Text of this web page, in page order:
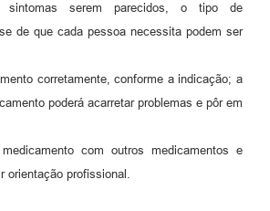
sintomas serem parecidos, o tipo de
de que cada pessoa necessita podem ser
corretamente, conforme a indicação; a
poderá acarretar problemas e pôr em
com outros medicamentos e
orientação profissional.